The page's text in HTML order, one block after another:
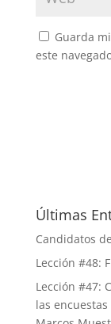
Guarda
este
Últimas
Candidatos
Lección #48:
Lección #47:
las